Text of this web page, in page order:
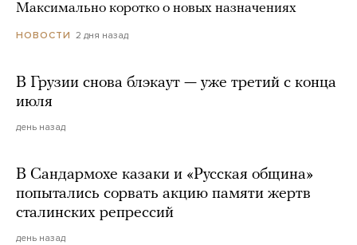
Максимально коротко о новых назначениях
НОВОСТИ 2 дня назад
В Грузии снова блэкаут — уже третий с конца
июля
день назад
В Сандармохе казаки и «Русская община»
попытались сорвать акцию памяти жертв
сталинских репрессий
день назад